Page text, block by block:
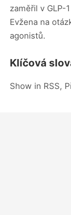
zaměřil v GLP-
Evžena na
agonistů.
Klíčová
Show in RSS,